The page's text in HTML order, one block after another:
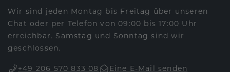
Wir sind jeden Montag bis Freitag über unseren
Chat oder per Telefon von 09:00 bis 17:00 Uhr
erreichbar. Samstag und Sonntag sind wir
geschlossen.
+49 206 570 833 08
Eine E-Mail senden